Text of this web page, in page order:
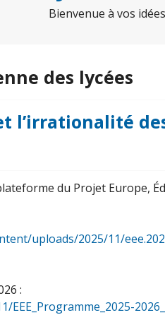
Bienvenue à vos
des lycées
l’irrationalité
du Projet Europe,
uploads/2025/11/
: